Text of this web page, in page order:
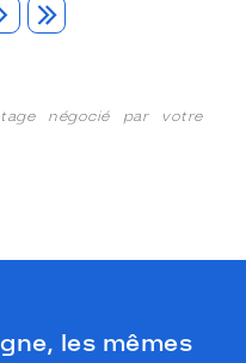
négocié par votre
les mêmes